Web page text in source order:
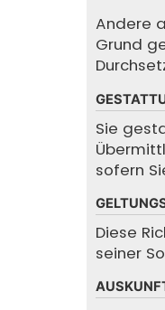
Andere
Grund
Sie
sofern
Diese
seiner